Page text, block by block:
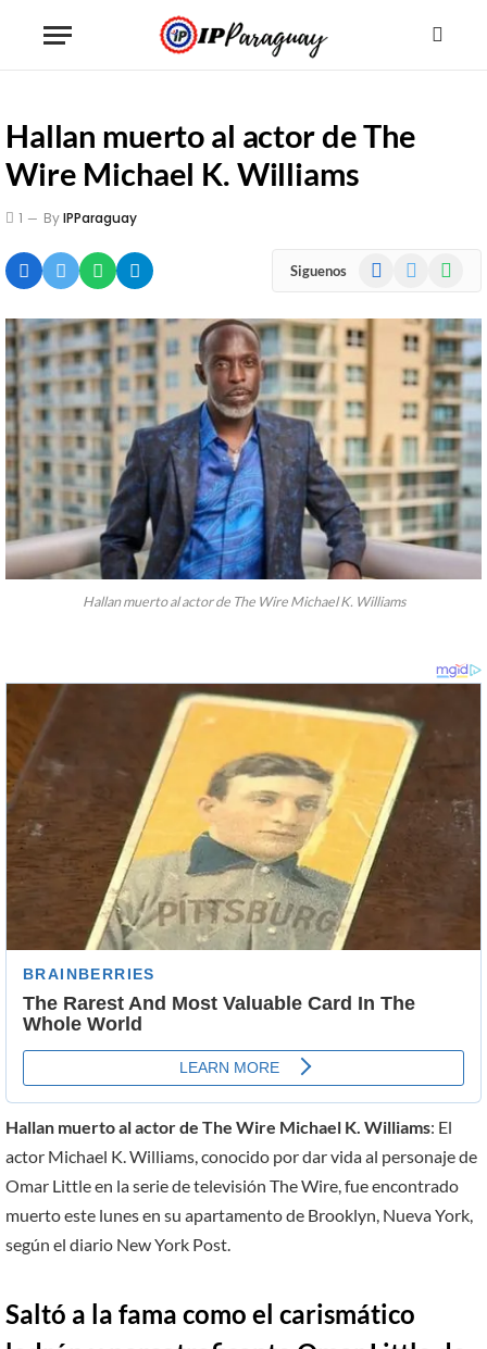
Hallan muerto al actor de The
Wire Michael K. Williams
1 ByIPParaguay
Siguenos Facebook
Hallan muerto al actor de The Wire Michael K. Williams
Hallan muerto al actor de The Wire Michael K. Williams: El
actor Michael K. Williams, conocido por dar vida al personaje de
Omar Little en la serie de televisión The Wire, fue encontrado
muerto este lunes en su apartamento de Brooklyn, Nueva York,
según el diario New York Post.
Saltó a la fama como el carismático